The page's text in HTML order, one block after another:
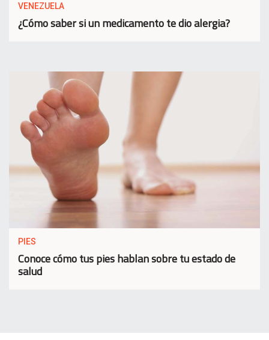
VENEZUELA
¿Cómo saber si un medicamento te dio alergia?
PIES
Conoce cómo tus pies hablan sobre tu estado de
salud